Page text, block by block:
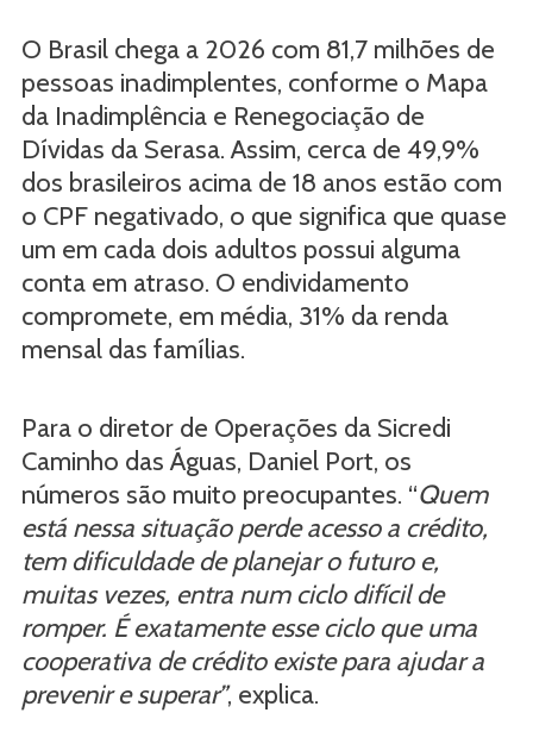
O Brasil chega a 2026 com 81,7 milhões de
pessoas inadimplentes, conforme o Mapa
da Inadimplência e Renegociação de
Dívidas da Serasa. Assim, cerca de 49,9%
dos brasileiros acima de 18 anos estão com
o CPF negativado, o que significa que quase
um em cada dois adultos possui alguma
conta em atraso. O endividamento
compromete, em média, 31% da renda
mensal das famílias.
Para o diretor de Operações da Sicredi
Caminho das Águas, Daniel Port, os
números são muito preocupantes. “Quem
está nessa situação perde acesso a crédito,
tem dificuldade de planejar o futuro e,
muitas vezes, entra num ciclo difícil de
romper. É exatamente esse ciclo que uma
cooperativa de crédito existe para ajudar a
prevenir e superar”, explica.